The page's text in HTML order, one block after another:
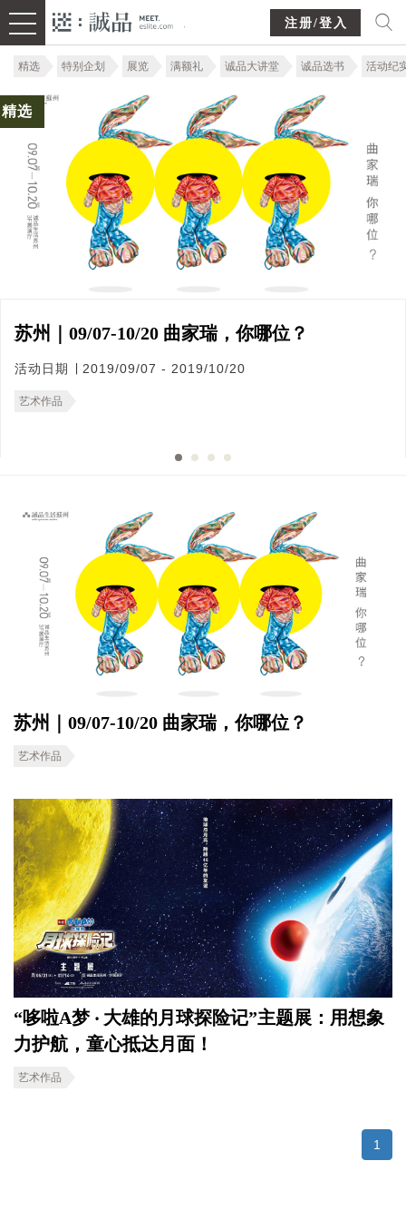
注册/登入
精选 特别企划 展览 满额礼 诚品大讲堂 诚品选书 活动纪
精选
苏州｜09/07-10/20 曲家瑞，你哪位？
活动日期 ∣ 2019/09/07 - 2019/10/20
艺术作品
苏州｜09/07-10/20 曲家瑞，你哪位？
艺术作品
“哆啦A梦 ‧ 大雄的月球探险记”主题展：用想象
力护航，童心抵达月面！
艺术作品
1